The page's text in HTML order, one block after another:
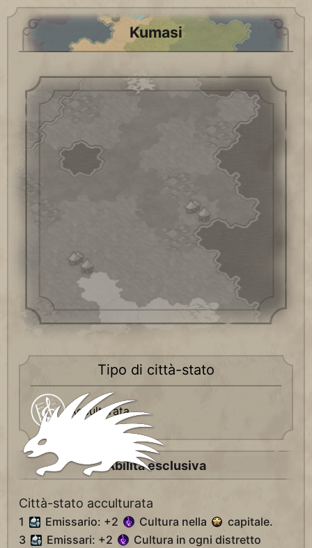
Kumasi
Tipo di città-stato
Acculturata
Abilità esclusiva
Città-stato acculturata
1 Emissario: +2 Cultura nella
capitale.
3
Emissari: +2
Cultura in ogni distretto